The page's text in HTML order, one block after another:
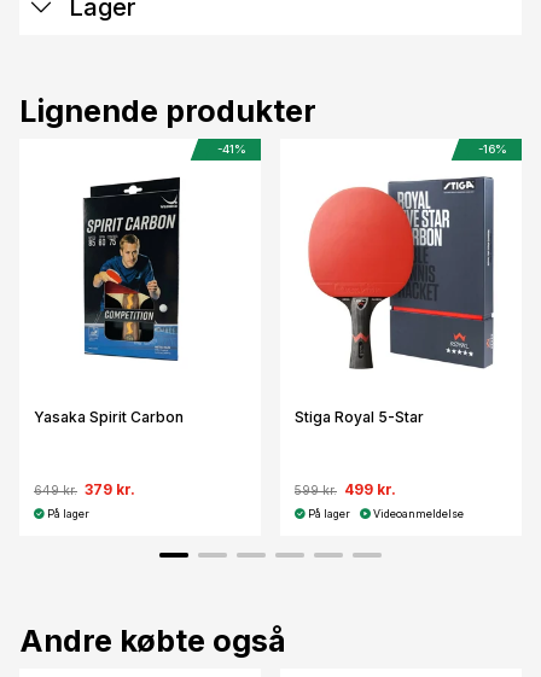
Lager
Lignende produkter
-41%
Yasaka Spirit Carbon
649 kr. 379 kr.
På lager
-16%
Stiga Royal 5-Star
599 kr. 499 kr.
På lager Videoanmeldelse
Andre købte også